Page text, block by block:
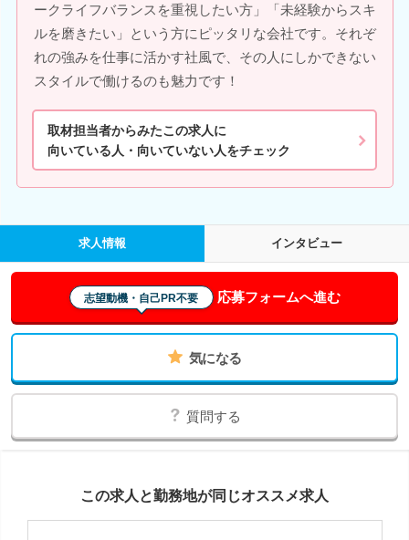
ークライフバランスを重視したい方」「未経験からスキ
ルを磨きたい」という方にピッタリな会社です。それぞ
れの強みを仕事に活かす社風で、その人にしかできない
スタイルで働けるのも魅力です！
取材担当者からみたこの求人に
向いている人・向いていない人をチェック
求人情報 インタビュー
志望動機・自己PR不要 応募フォームへ進む
気になる
質問する
この求人と勤務地が同じオススメ求人